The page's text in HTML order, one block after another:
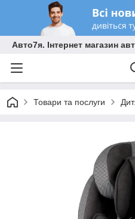
Авто7я. Інтернет магазин
Товари та послуги